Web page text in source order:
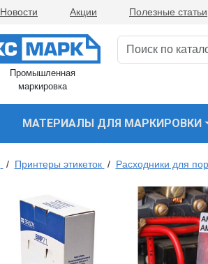
Новости Акции Полезные статьи
Промышленная
маркировка
МАТЕРИАЛЫ ДЛЯ МАРКИРОВКИ
/ Принтеры этикеток / Расходники для